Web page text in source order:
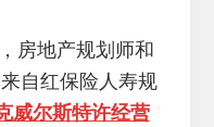
房地产规划师和
自红保险人寿规
威尔斯特许经营